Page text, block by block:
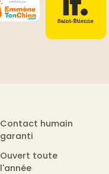
Contact humain
garanti
Ouvert toute
l'année